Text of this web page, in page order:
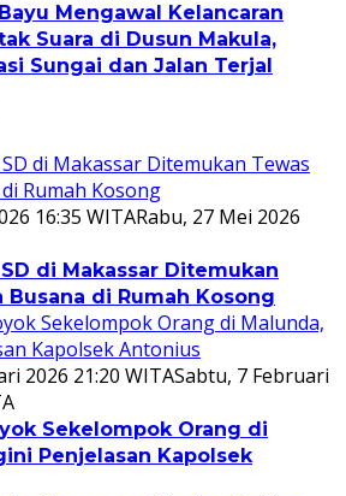
Mengawal Kelancaran
Suara di Dusun Makula,
Sungai dan Jalan Terjal
16:35 WITARabu, 27 Mei 2026
di Makassar Ditemukan
Busana di Rumah Kosong
2026 21:20 WITASabtu, 7 Februari
Sekelompok Orang di
Penjelasan Kapolsek